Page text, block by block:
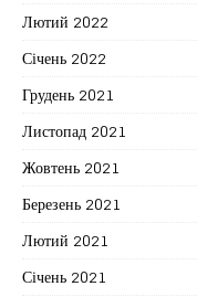
Лютий 2022
Січень 2022
Грудень 2021
Листопад 2021
Жовтень 2021
Березень 2021
Лютий 2021
Січень 2021